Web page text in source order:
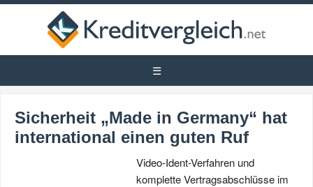
Sicherheit „Made in Germany“ hat
international einen guten Ruf
Video-Ident-Verfahren und
komplette Vertragsabschlüsse im